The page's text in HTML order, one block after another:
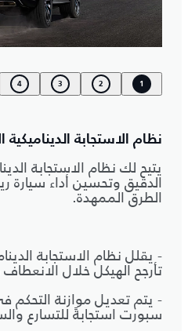
1
2
3
4
نظام الاستجابة الديناميكية
يتيح لك نظام الاستجابة
الدقيق وتحسين أداء سيارة
الطرق الممهدة.
- يقلل نظام الاستجابة
تأرجح الهيكل خلال الانعطاف
- يتم تعديل موازنة التحكم
سبورت استجابةً للتسارع